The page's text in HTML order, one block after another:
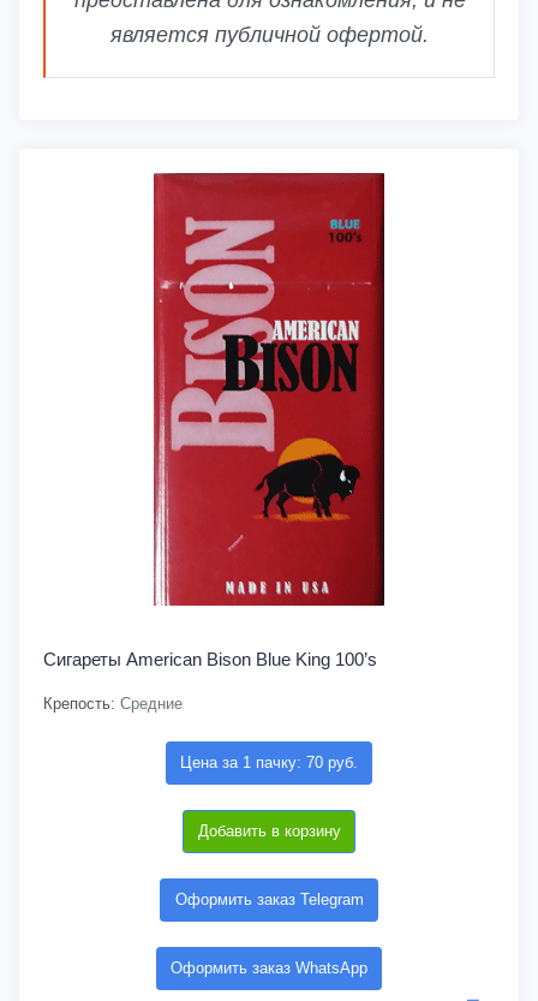
является публичной офертой.
Сигареты American Bison Blue King 100’s
Крепость: Средние
Цена за 1 пачку: 70 руб.
Добавить в корзину
Оформить заказ Telegram
Оформить заказ WhatsApp